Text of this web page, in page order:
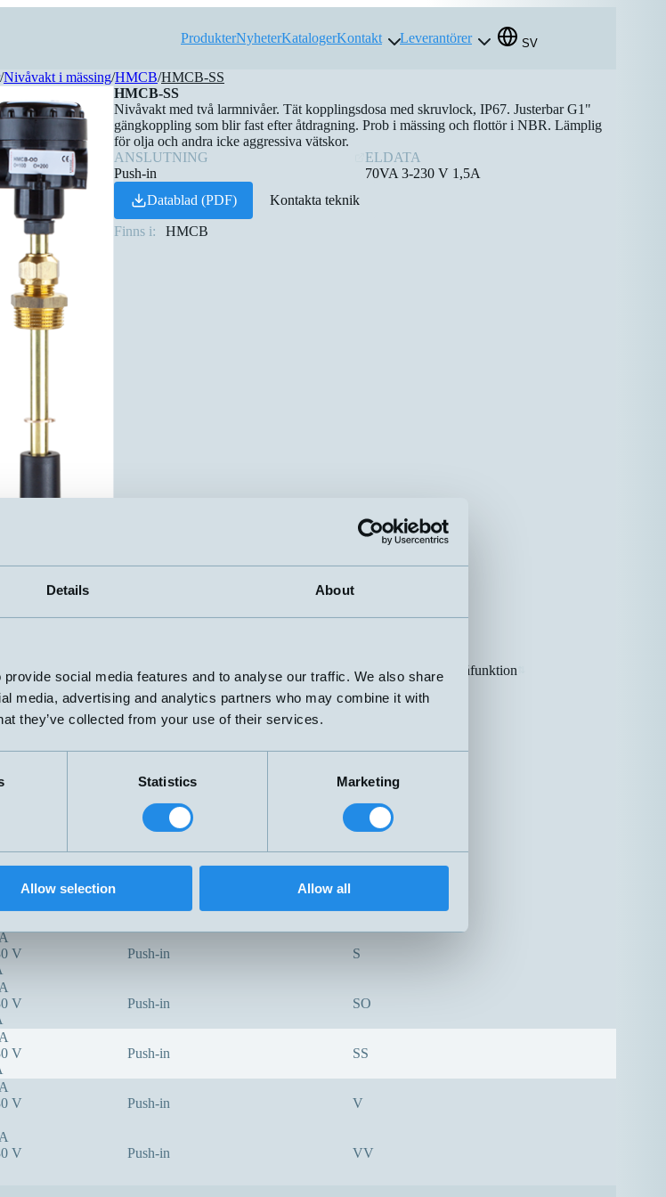
Details About
social media features and to analyse our traffic. We also share
media, advertising and analytics partners who may combine it with
they’ve collected from your use of their services.
Statistics Marketing
Allow selection Allow all
ProdukterNyheterKatalogerKontakt Leverantörer SV
/Nivåvakt i mässing/HMCB/HMCB-SS
HMCB-SS
Nivåvakt med två larmnivåer. Tät kopplingsdosa med skruvlock, IP67. Justerbar G1"
gängkoppling som blir fast efter åtdragning. Prob i mässing och flottör i NBR. Lämplig
för olja och andra icke aggressiva vätskor.
ANSLUTNING
Push-in
ELDATA
70VA 3-230 V 1,5A
Datablad (PDF)
Kontakta teknik
Finns i: HMCB
Eldata Anslutning Nivåfunktion
Push-in S eller O
V
Push-in S eller O
V
Push-in S eller O
V
Push-in O
V
Push-in S
V
Push-in SO
V
Push-in SS
V
Push-in V
V
Push-in VV